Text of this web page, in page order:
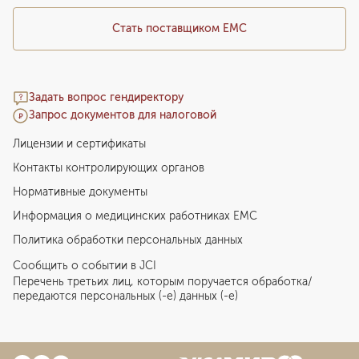
Стать поставщиком ЕМС
Задать вопрос гендиректору
Запрос документов для налоговой
Лицензии и сертификаты
Контакты контролирующих органов
Нормативные документы
Информация о медицинских работниках EMC
Политика обработки персональных данных
Сообщить о событии в JCI
Перечень третьих лиц, которым поручается обработка/
передаются персональных (-е) данных (-е)